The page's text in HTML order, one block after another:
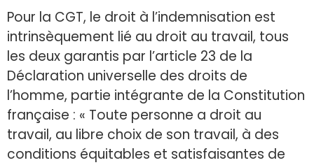
Pour la CGT, le droit à l’indemnisation est
intrinsèquement lié au droit au travail, tous
les deux garantis par l’article 23 de la
Déclaration universelle des droits de
l’homme, partie intégrante de la Constitution
française : « Toute personne a droit au
travail, au libre choix de son travail, à des
conditions équitables et satisfaisantes de